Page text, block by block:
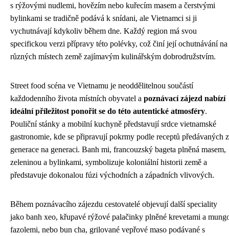
s rýžovými nudlemi, hovězím nebo kuřecím masem a čerstvými
bylinkami se tradičně podává k snídani, ale Vietnamci si ji
vychutnávají kdykoliv během dne. Každý region má svou
specifickou verzi přípravy této polévky, což činí její ochutnávání na
různých místech země zajímavým kulinářským dobrodružstvím.
Street food scéna ve Vietnamu je neoddělitelnou součástí
každodenního života místních obyvatel a poznávací zájezd nabízí
ideální příležitost ponořit se do této autentické atmosféry.
Pouliční stánky a mobilní kuchyně představují srdce vietnamské
gastronomie, kde se připravují pokrmy podle receptů předávaných z
generace na generaci. Banh mi, francouzský bageta plněná masem,
zeleninou a bylinkami, symbolizuje koloniální historii země a
představuje dokonalou fúzi východních a západních vlivových.
Během poznávacího zájezdu cestovatelé objevují další speciality
jako banh xeo, křupavé rýžové palačinky plněné krevetami a
fazolemi, nebo bun cha, grilované vepřové maso podávané s